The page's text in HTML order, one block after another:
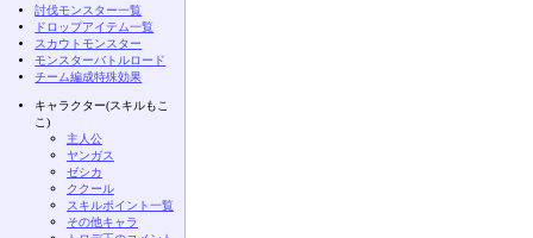
討伐モンスター一覧
ドロップアイテム一覧
スカウトモンスター
モンスターバトルロード
チーム編成特殊効果
キャラクター(スキルもこ
こ)
主人公
ヤンガス
ゼシカ
ククール
スキルポイント一覧
その他キャラ